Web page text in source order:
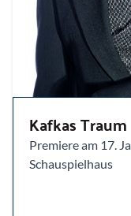
Kafkas Traum
Premiere am 17.
Schauspielhaus